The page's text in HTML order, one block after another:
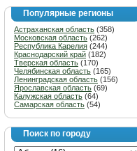
Популярные регионы
Астраханская область (358)
Московская область (262)
Республика Карелия (244)
Краснодарский край (182)
Тверская область (170)
Челябинская область (165)
Ленинградская область (156)
Ярославская область (69)
Калужская область (64)
Самарская область (54)
Поиск по городу